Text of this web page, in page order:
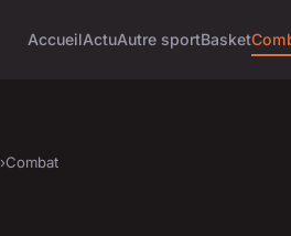
AccueilActuAutre sportBasket
›Combat